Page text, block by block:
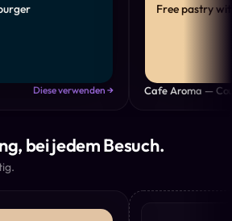
Diese verwenden →
Free pastry
Cafe Aroma —
bei jedem Besuch.